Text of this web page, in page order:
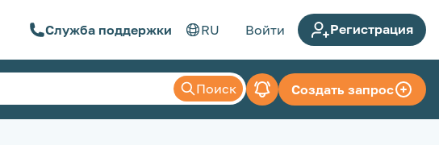
Служба поддержки RU Войти Регистрация
Поиск Создать запрос